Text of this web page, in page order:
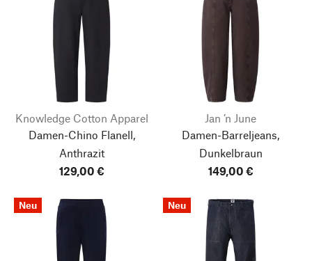
Knowledge Cotton Apparel
Damen-Chino Flanell,
Anthrazit
129,00 €
Jan ’n June
Damen-Barreljeans,
Dunkelbraun
149,00 €
Neu Neu